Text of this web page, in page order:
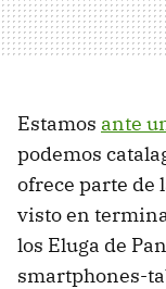
Estamos ante
podemos
ofrece parte de
visto en
los Eluga de
smartphones-